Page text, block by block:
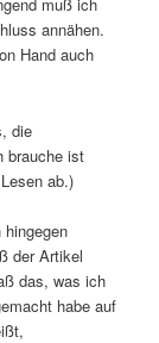
muß ich
annähen.
Hand auch
die
brauche ist
ab.)
hingegen
der Artikel
das, was ich
habe auf